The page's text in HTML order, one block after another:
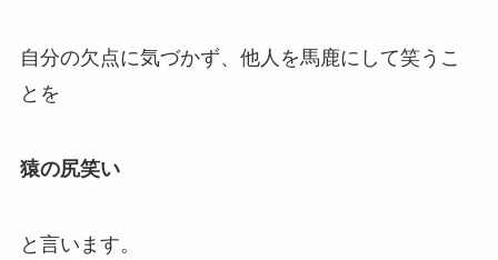
自分の欠点に気づかず、他人を馬鹿にして笑うこ
とを
猿の尻笑い
と言います。